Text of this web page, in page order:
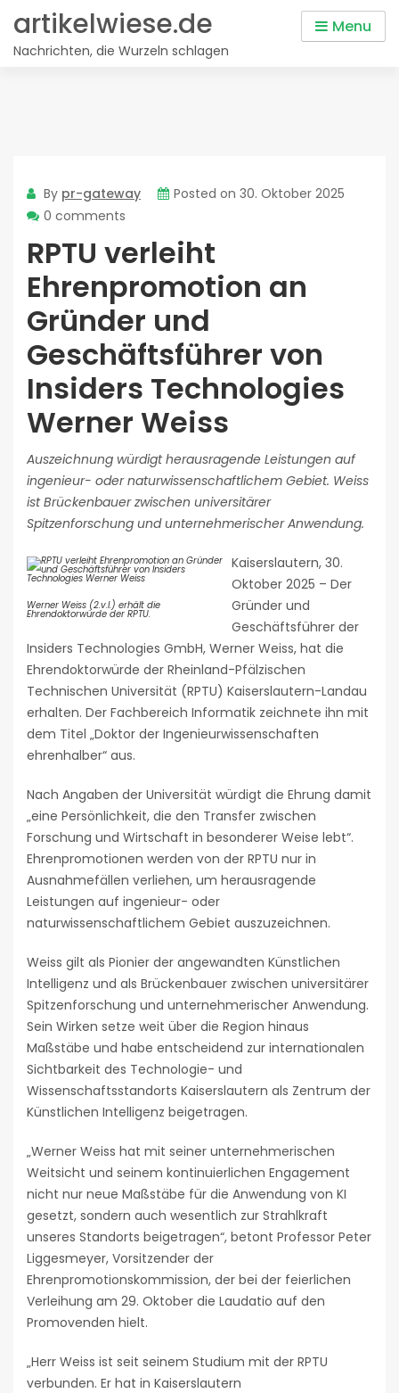
content
artikelwiese.de
Nachrichten, die Wurzeln schlagen
Menu
By pr-gateway Posted on 30. Oktober 2025
0 comments
RPTU verleiht
Ehrenpromotion an
Gründer und
Geschäftsführer von
Insiders Technologies
Werner Weiss
Auszeichnung würdigt herausragende Leistungen auf
ingenieur- oder naturwissenschaftlichem Gebiet. Weiss
ist Brückenbauer zwischen universitärer
Spitzenforschung und unternehmerischer Anwendung.
Werner Weiss (2.v.l.) erhält die
Ehrendoktorwürde der RPTU.
Kaiserslautern, 30.
Oktober 2025 – Der
Gründer und
Geschäftsführer der
Insiders Technologies GmbH, Werner Weiss, hat die
Ehrendoktorwürde der Rheinland-Pfälzischen
Technischen Universität (RPTU) Kaiserslautern-Landau
erhalten. Der Fachbereich Informatik zeichnete ihn mit
dem Titel „Doktor der Ingenieurwissenschaften
ehrenhalber“ aus.
Nach Angaben der Universität würdigt die Ehrung damit
„eine Persönlichkeit, die den Transfer zwischen
Forschung und Wirtschaft in besonderer Weise lebt“.
Ehrenpromotionen werden von der RPTU nur in
Ausnahmefällen verliehen, um herausragende
Leistungen auf ingenieur- oder
naturwissenschaftlichem Gebiet auszuzeichnen.
Weiss gilt als Pionier der angewandten Künstlichen
Intelligenz und als Brückenbauer zwischen universitärer
Spitzenforschung und unternehmerischer Anwendung.
Sein Wirken setze weit über die Region hinaus
Maßstäbe und habe entscheidend zur internationalen
Sichtbarkeit des Technologie- und
Wissenschaftsstandorts Kaiserslautern als Zentrum der
Künstlichen Intelligenz beigetragen.
„Werner Weiss hat mit seiner unternehmerischen
Weitsicht und seinem kontinuierlichen Engagement
nicht nur neue Maßstäbe für die Anwendung von KI
gesetzt, sondern auch wesentlich zur Strahlkraft
unseres Standorts beigetragen“, betont Professor Peter
Liggesmeyer, Vorsitzender der
Ehrenpromotionskommission, der bei der feierlichen
Verleihung am 29. Oktober die Laudatio auf den
Promovenden hielt.
„Herr Weiss ist seit seinem Studium mit der RPTU
verbunden. Er hat in Kaiserslautern